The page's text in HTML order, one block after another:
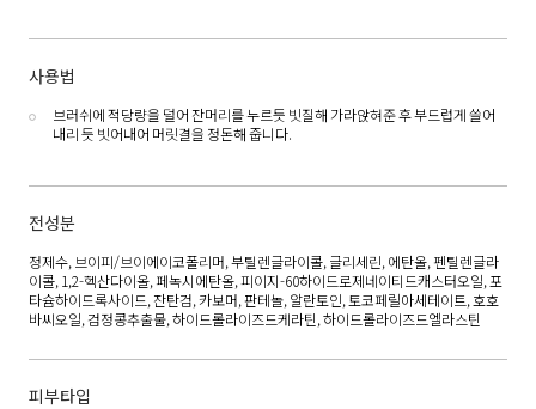
사용법
브러쉬에 적당량을 덜어 잔머리를 누르듯 빗질해 가라앉혀준 후 부드럽게 쓸어
내리 듯 빗어내어 머릿결을 정돈해 줍니다.
전성분
정제수, 브이피/브이에이코폴리머, 부틸렌글라이콜, 글리세린, 에탄올, 펜틸렌글라
이콜, 1,2-헥산다이올, 페녹시에탄올, 피이지-60하이드로제네이티드캐스터오일, 포
타슘하이드록사이드, 잔탄검, 카보머, 판테놀, 알란토인, 토코페릴아세테이트, 호호
바씨오일, 검정콩추출물, 하이드롤라이즈드케라틴, 하이드롤라이즈드엘라스틴
피부타입